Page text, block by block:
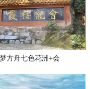
方舟七色花洲+会